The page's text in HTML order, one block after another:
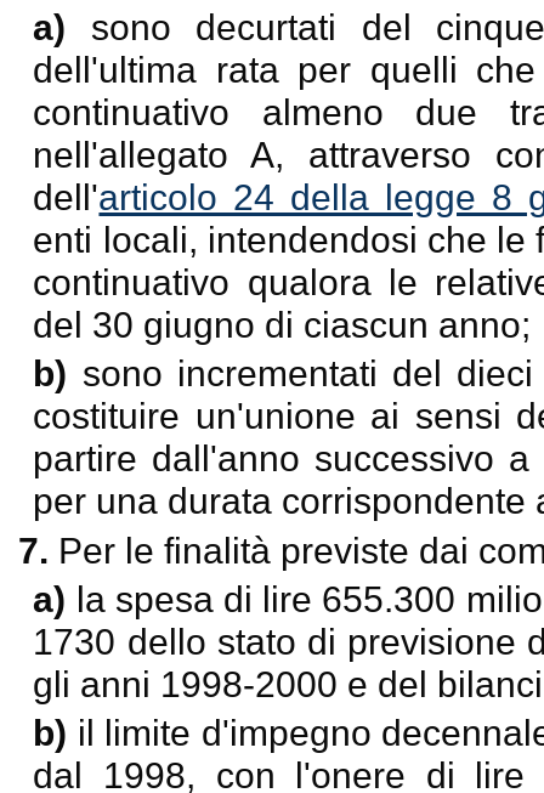
a) sono decurtati del
dell'ultima rata per quelli
continuativo almeno due
nell'allegato A, attraverso
dell'articolo 24 della legge 8
enti locali, intendendosi che
continuativo qualora le
del 30 giugno di ciascun anno;
b) sono incrementati del
costituire un'unione ai sensi
partire dall'anno successivo
per una durata
7. Per le finalità previste dai
a) la spesa di lire 655.300
1730 dello stato di previsione
gli anni 1998-2000 e del
b) il limite d'impegno
dal 1998, con l'onere di lire